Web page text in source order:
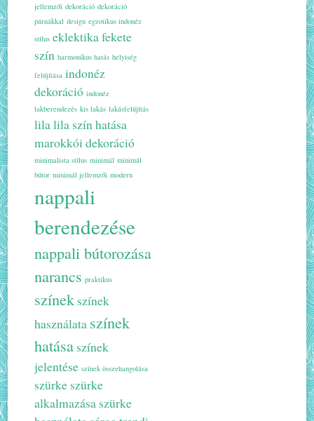
jellemzői dekoráció dekoráció
párnákkal design egzotikus indonéz
stílus eklektikafekete
szín harmonikus hatás helyiség
felújítása indonéz
dekoráció indonéz
lakberendezés kis lakás lakásfelújítás
lilalila szín hatása
marokkói dekoráció
minimalista stílus minimál minimál
bútor minimál jellemzői modern
nappali
berendezése
nappali bútorozása
narancs praktikus
színek színek
használata színek
hatása színek
jelentése színek összehangolása
szürke szürke
alkalmazása szürke